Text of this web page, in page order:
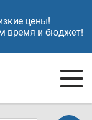
цены!
время и бюджет!